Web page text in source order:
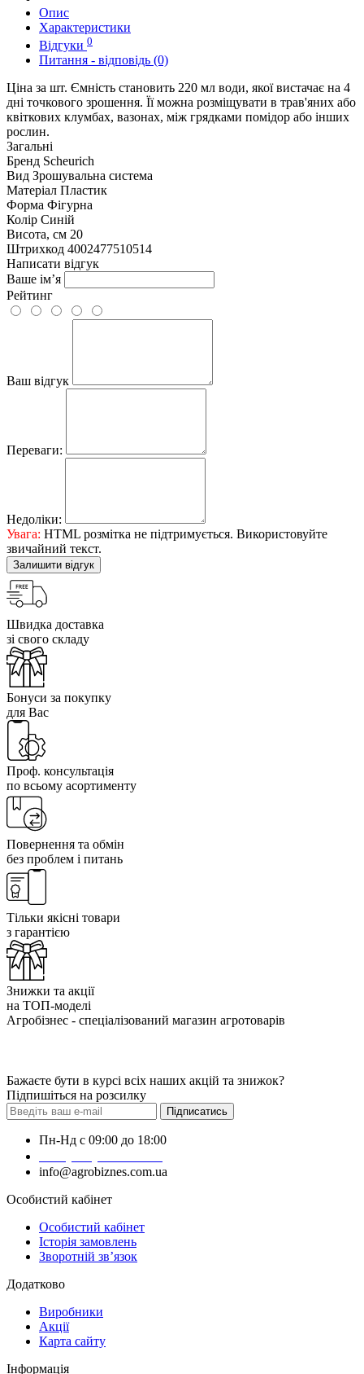
Опис
Характеристики
Відгуки 0
Питання - відповідь (0)
Ціна за шт. Ємність становить 220 мл води, якої вистачає на 4
дні точкового зрошення. Її можна розміщувати в трав'яних або
квіткових клумбах, вазонах, між грядками помідор або інших
рослин.
Загальні
Бренд Scheurich
Вид Зрошувальна система
Матеріал Пластик
Форма Фігурна
Колір Синій
Висота, см 20
Штрихкод 4002477510514
Написати відгук
Ваше ім’я
Рейтинг
Ваш відгук
Переваги:
Недоліки:
Увага: HTML розмітка не підтримується. Використовуйте
звичайний текст.
Залишити відгук
Швидка доставка
зі свого складу
Бонуси за покупку
для Вас
Проф. консультація
по всьому асортименту
Повернення та обмін
без проблем і питань
Тільки якісні товари
з гарантією
Знижки та акції
на ТОП-моделі
Агробізнес - спеціалізований магазин агротоварів
Бажаєте бути в курсі всіх наших акцій та знижок?
Підпишіться на розсилку
Підписатись
Пн-Нд с 09:00 до 18:00
info@agrobiznes.com.ua
Особистий кабінет
Особистий кабінет
Історія замовлень
Зворотній зв’язок
Додатково
Виробники
Акції
Карта сайту
Інформація